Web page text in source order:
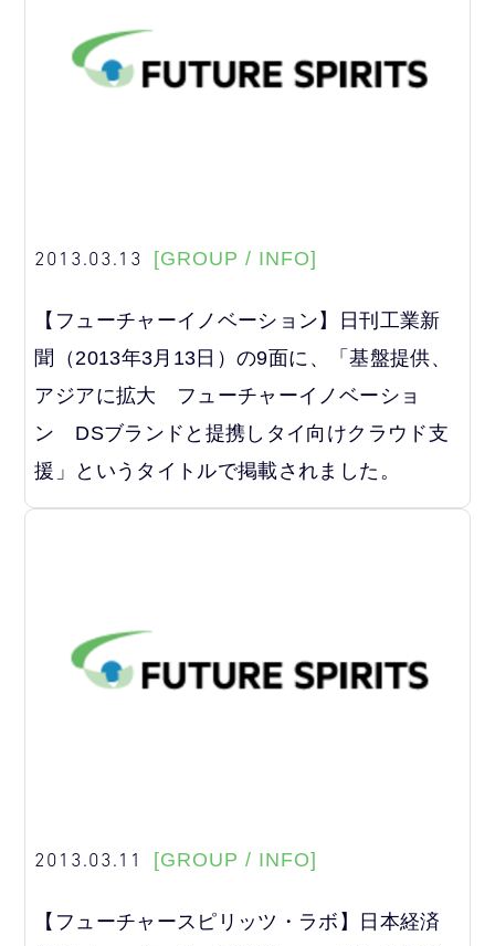
2013.03.13 [GROUP / INFO]
【フューチャーイノベーション】日刊工業新
聞（2013年3月13日）の9面に、「基盤提供、
アジアに拡大 フューチャーイノベーショ
ン DSブランドと提携しタイ向けクラウド支
援」というタイトルで掲載されました。
2013.03.11 [GROUP / INFO]
【フューチャースピリッツ・ラボ】日本経済